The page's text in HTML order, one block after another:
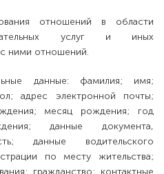
отношений в области
услуг и иных
ними отношений.
данные: фамилия; имя;
адрес электронной почты;
месяц рождения; год
данные документа,
данные водительского
по месту жительства;